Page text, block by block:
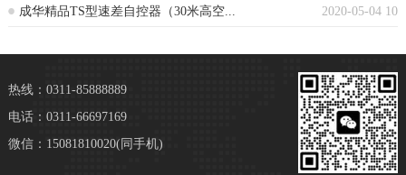
2020-05-04 10
成华精品TS型速差自控器（30米高空...
热线：0311-85888889
电话：0311-66697169
微信：15081810020(同手机)